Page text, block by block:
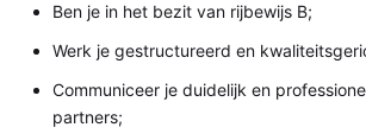
Ben je in het bezit van rijbewijs B;
Werk je gestructureerd en
Communiceer je duidelijk en
partners;